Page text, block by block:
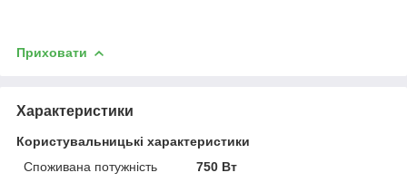
Приховати
Характеристики
Користувальницькі характеристики
Споживана потужність
750 Вт